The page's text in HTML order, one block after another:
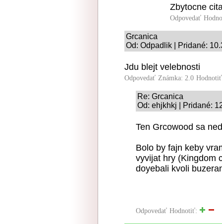
Zbytocne
Odpovedať
Grcanica
Od: Odpadlik | Pridané:
Jdu blejt velebnosti
Odpovedať Známka: 2.0
Re: Grcanica
Od: ehjkhkj | Pridané:
Ten Grcowood sa
Bolo by fajn keby
vyvijat hry (Kingdom
doyebali kvoli
Odpovedať Hodnotiť: